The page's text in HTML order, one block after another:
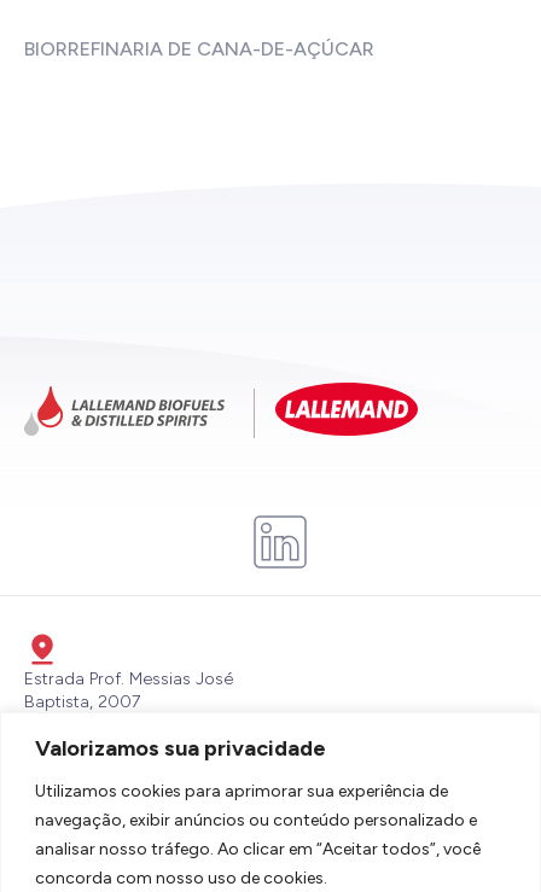
Valorizamos sua privacidade
Utilizamos cookies para aprimorar sua experiência de
navegação, exibir anúncios ou conteúdo personalizado e
analisar nosso tráfego. Ao clicar em “Aceitar todos”, você
concorda com nosso uso de cookies.
BIORREFINARIA DE CANA-DE-AÇÚCAR
Estrada Prof. Messias José
Baptista, 2007
13432-700
(19) 3436-6600